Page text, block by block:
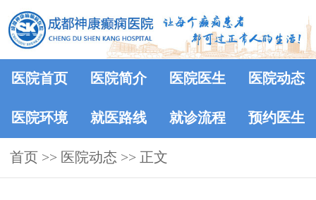
医院首页 医院简介 医院医生 医院动态
医院环境 就医路线 就诊流程 预约医生
首页 >> 医院动态 >> 正文